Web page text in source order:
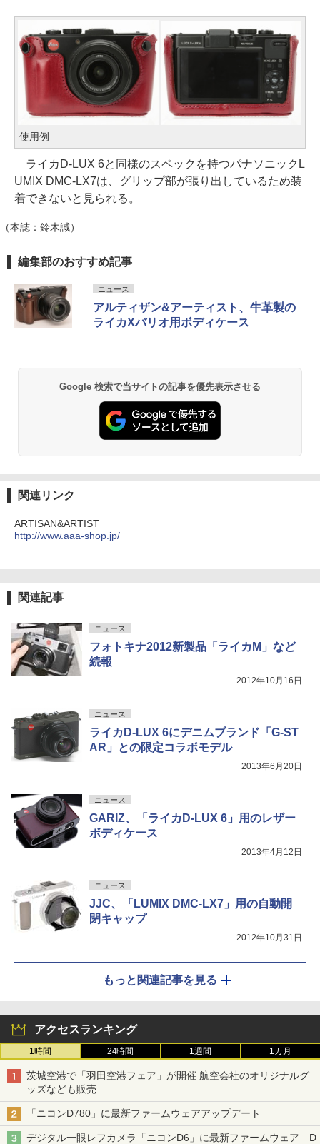
使用例
ライカD-LUX 6と同様のスペックを持つパナソニックL
UMIX DMC-LX7は、グリップ部が張り出しているため装
着できないと見られる。
（本誌：鈴木誠）
編集部のおすすめ記事
ニュース
アルティザン&アーティスト、牛革製の
ライカXバリオ用ボディケース
Google 検索で当サイトの記事を優先表示させる
関連リンク
ARTISAN&ARTIST
http://www.aaa-shop.jp/
関連記事
ニュース
フォトキナ2012新製品「ライカM」など
続報
2012年10月16日
ニュース
ライカD-LUX 6にデニムブランド「G-ST
AR」との限定コラボモデル
2013年6月20日
ニュース
GARIZ、「ライカD-LUX 6」用のレザー
ボディケース
2013年4月12日
ニュース
JJC、「LUMIX DMC-LX7」用の自動開
閉キャップ
2012年10月31日
もっと関連記事を見る
アクセスランキング
1時間 24時間 1週間 1カ月
茨城空港で「羽田空港フェア」が開催 航空会社のオリジナルグ
ッズなども販売
「ニコンD780」に最新ファームウェアアップデート
デジタル一眼レフカメラ「ニコンD6」に最新ファームウェア D